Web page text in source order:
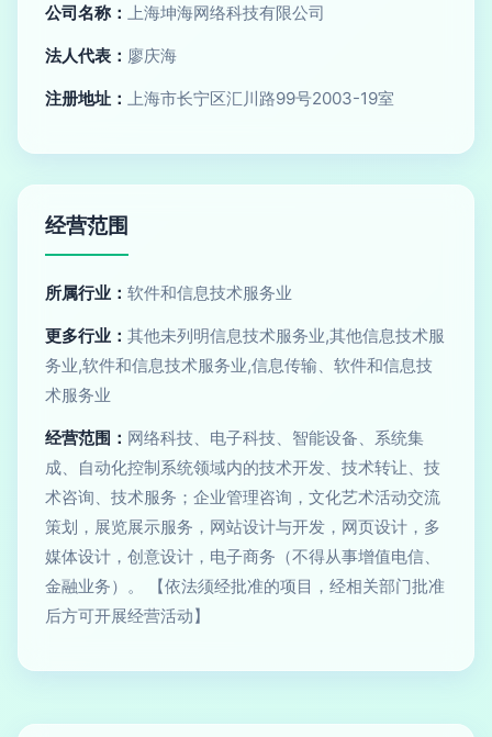
公司名称： 上海坤海网络科技有限公司
法人代表： 廖庆海
注册地址： 上海市长宁区汇川路99号2003-19室
经营范围
所属行业： 软件和信息技术服务业
更多行业： 其他未列明信息技术服务业,其他信息技术服
务业,软件和信息技术服务业,信息传输、软件和信息技
术服务业
经营范围： 网络科技、电子科技、智能设备、系统集
成、自动化控制系统领域内的技术开发、技术转让、技
术咨询、技术服务；企业管理咨询，文化艺术活动交流
策划，展览展示服务，网站设计与开发，网页设计，多
媒体设计，创意设计，电子商务（不得从事增值电信、
金融业务）。 【依法须经批准的项目，经相关部门批准
后方可开展经营活动】